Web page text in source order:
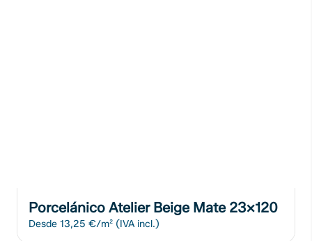
Porcelánico Atelier Beige Mate 23x120
Desde 13,25 €/m² (IVA incl.)